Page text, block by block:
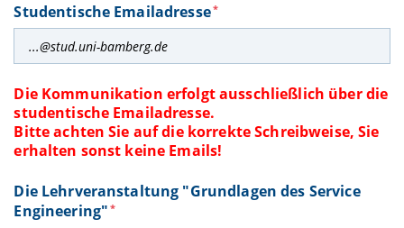
Studentische Emailadresse*
Die Kommunikation erfolgt ausschließlich über die
studentische Emailadresse.
Bitte achten Sie auf die korrekte Schreibweise, Sie
erhalten sonst keine Emails!
Die Lehrveranstaltung "Grundlagen des Service
Engineering" *